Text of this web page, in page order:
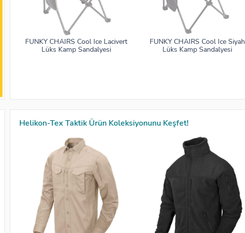
FUNKY CHAIRS Cool Ice Lacivert
Lüks Kamp Sandalyesi
FUNKY CHAIRS Cool Ice Siyah
Lüks Kamp Sandalyesi
Helikon-Tex Taktik Ürün Koleksiyonunu Keşfet!